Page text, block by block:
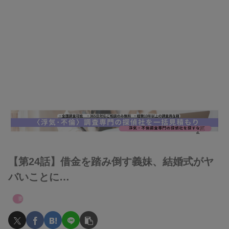
【第24話】借金を踏み倒す義妹、結婚式がヤ
バいことに…
妻たちのヤバい義母へのスカッと話！